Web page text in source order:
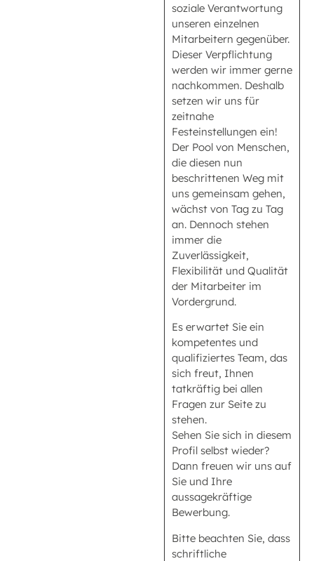
soziale Verantwortung
unseren einzelnen
Mitarbeitern gegenüber.
Dieser Verpflichtung
werden wir immer gerne
nachkommen. Deshalb
setzen wir uns für
zeitnahe
Festeinstellungen ein!
Der Pool von Menschen,
die diesen nun
beschrittenen Weg mit
uns gemeinsam gehen,
wächst von Tag zu Tag
an. Dennoch stehen
immer die
Zuverlässigkeit,
Flexibilität und Qualität
der Mitarbeiter im
Vordergrund.
Es erwartet Sie ein
kompetentes und
qualifiziertes Team, das
sich freut, Ihnen
tatkräftig bei allen
Fragen zur Seite zu
stehen.
Sehen Sie sich in diesem
Profil selbst wieder?
Dann freuen wir uns auf
Sie und Ihre
aussagekräftige
Bewerbung.
Bitte beachten Sie, dass
schriftliche